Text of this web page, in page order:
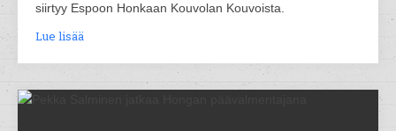
siirtyy Espoon Honkaan Kouvolan Kouvoista.
Lue lisää